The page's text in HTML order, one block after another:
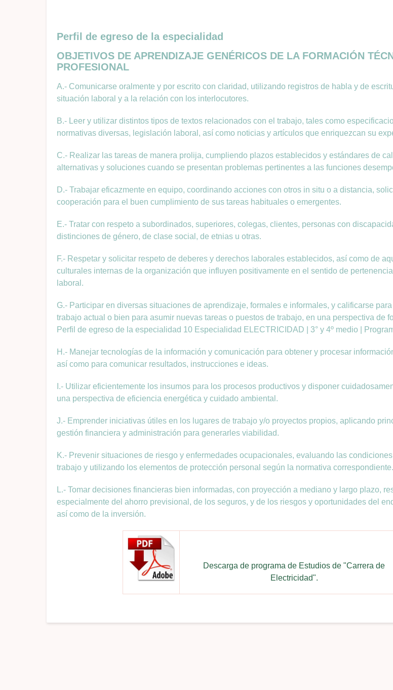
Perfil de egreso de la especialidad
OBJETIVOS DE APRENDIZAJE GENÉRICOS DE LA FORMACIÓN
PROFESIONAL
A.- Comunicarse oralmente y por escrito con claridad, utilizando registros de habla y de
situación laboral y a la relación con los interlocutores.
B.- Leer y utilizar distintos tipos de textos relacionados con el trabajo, tales como
normativas diversas, legislación laboral, así como noticias y artículos que enriquezcan su
C.- Realizar las tareas de manera prolija, cumpliendo plazos establecidos y estándares de
alternativas y soluciones cuando se presentan problemas pertinentes a las funciones
D.- Trabajar eficazmente en equipo, coordinando acciones con otros in situ o a distancia,
cooperación para el buen cumplimiento de sus tareas habituales o emergentes.
E.- Tratar con respeto a subordinados, superiores, colegas, clientes, personas con
distinciones de género, de clase social, de etnias u otras.
F.- Respetar y solicitar respeto de deberes y derechos laborales establecidos, así como de
culturales internas de la organización que influyen positivamente en el sentido de
laboral.
G.- Participar en diversas situaciones de aprendizaje, formales e informales, y calificarse
trabajo actual o bien para asumir nuevas tareas o puestos de trabajo, en una perspectiva de
Perfil de egreso de la especialidad 10 Especialidad ELECTRICIDAD | 3° y 4º medio |
H.- Manejar tecnologías de la información y comunicación para obtener y procesar
así como para comunicar resultados, instrucciones e ideas.
I.- Utilizar eficientemente los insumos para los procesos productivos y disponer
una perspectiva de eficiencia energética y cuidado ambiental.
J.- Emprender iniciativas útiles en los lugares de trabajo y/o proyectos propios, aplicando
gestión financiera y administración para generarles viabilidad.
K.- Prevenir situaciones de riesgo y enfermedades ocupacionales, evaluando las condiciones
trabajo y utilizando los elementos de protección personal según la normativa correspondiente.
L.- Tomar decisiones financieras bien informadas, con proyección a mediano y largo plazo,
especialmente del ahorro previsional, de los seguros, y de los riesgos y oportunidades del
así como de la inversión.
Descarga de programa de Estudios de "Carrera de
Electricidad".